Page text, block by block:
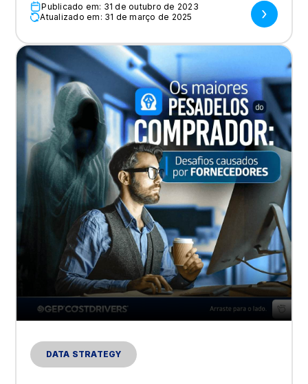
Publicado em: 31 de outubro de 2023
Atualizado em: 31 de março de 2025
DATA STRATEGY